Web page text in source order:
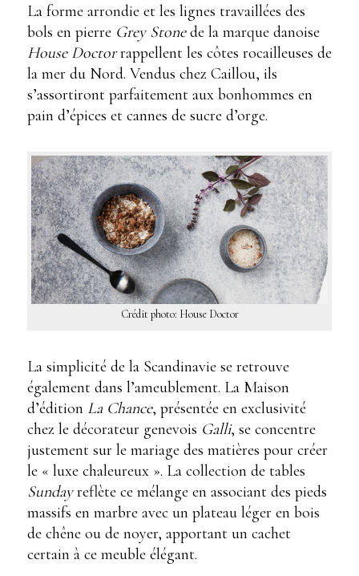
La forme arrondie et les lignes travaillées des
bols en pierre Grey Stonede la marque danoise
House Doctorrappellent les côtes rocailleuses de
la mer du Nord. Vendus chez Caillou, ils
s’assortiront parfaitement aux bonhommes en
pain d’épices et cannes de sucre d’orge.
Crédit photo: House Doctor
La simplicité de la Scandinavie se retrouve
également dans l’ameublement. La Maison
d’édition La Chance, présentée en exclusivité
chez le décorateur genevois Galli, se concentre
justement sur le mariage des matières pour créer
le « luxe chaleureux ». La collection de tables
Sundayreflète ce mélange en associant des pieds
massifs en marbre avec un plateau léger en bois
de chêne ou de noyer, apportant un cachet
certain à ce meuble élégant.